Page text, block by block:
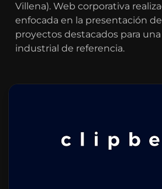
Villena). Web corporativa
enfocada en la presentación
proyectos destacados para
industrial de referencia.